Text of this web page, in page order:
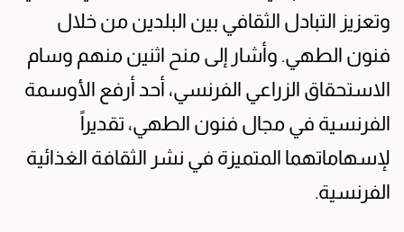
وتعزيز التبادل الثقافي بين البلدين من خلال
فنون الطهي. وأشار إلى منح اثنين منهم وسام
الاستحقاق الزراعي الفرنسي، أحد أرفع الأوسمة
الفرنسية في مجال فنون الطهي، تقديراً
لإسهاماتهما المتميزة في نشر الثقافة الغذائية
الفرنسية.